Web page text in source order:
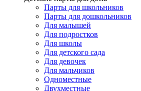
Парты для школьников
Парты для дошкольников
Для малышей
Для подростков
Для школы
Для детского сада
Для девочек
Для мальчиков
Одноместные
Двухместные